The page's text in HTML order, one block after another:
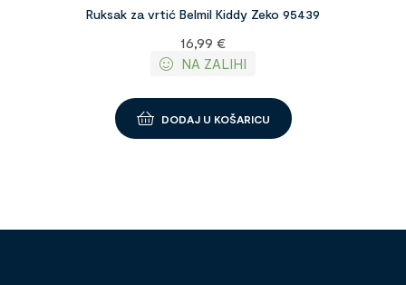
Ruksak za vrtić Belmil Kiddy Zeko 95439
16,99 €
NA ZALIHI
DODAJ U KOŠARICU